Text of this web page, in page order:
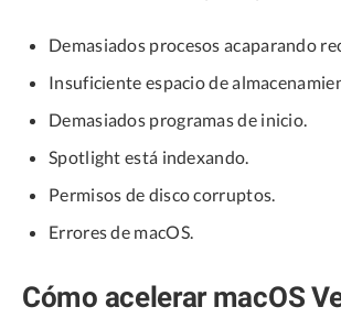
Demasiados procesos acaparando
Insuficiente espacio de
Demasiados programas de inicio.
Spotlight está indexando.
Permisos de disco corruptos.
Errores de macOS.
Cómo acelerar macOS